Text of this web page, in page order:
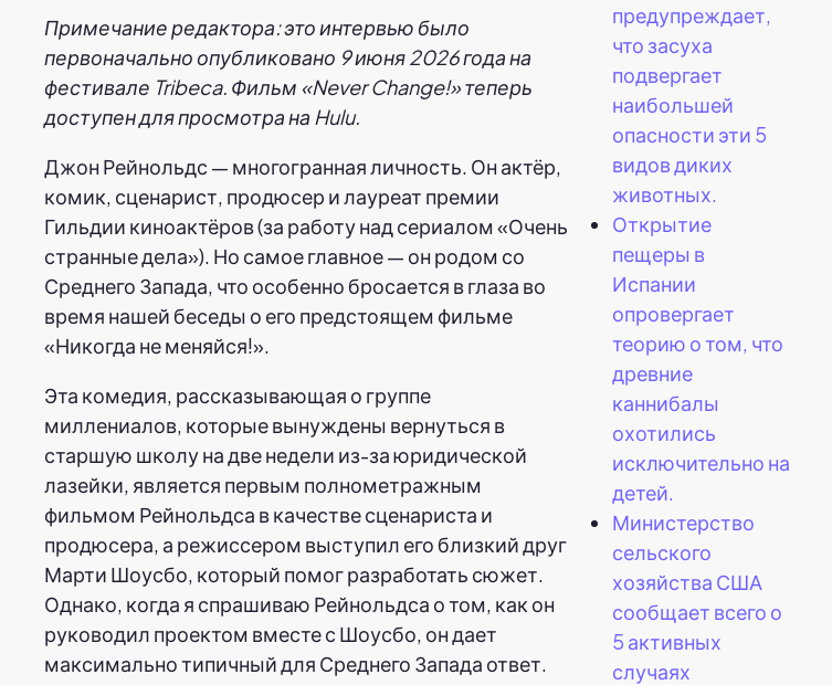
Примечание редактора: это интервью было
первоначально опубликовано 9 июня 2026 года на
фестивале Tribeca. Фильм «Never Change!» теперь
доступен для просмотра на Hulu.
Джон Рейнольдс — многогранная личность. Он актёр,
комик, сценарист, продюсер и лауреат премии
Гильдии киноактёров (за работу над сериалом «Очень
странные дела»). Но самое главное — он родом со
Среднего Запада, что особенно бросается в глаза во
время нашей беседы о его предстоящем фильме
«Никогда не меняйся!».
Эта комедия, рассказывающая о группе
миллениалов, которые вынуждены вернуться в
старшую школу на две недели из-за юридической
лазейки, является первым полнометражным
фильмом Рейнольдса в качестве сценариста и
продюсера, а режиссером выступил его близкий друг
Марти Шоусбо, который помог разработать сюжет.
Однако, когда я спрашиваю Рейнольдса о том, как он
руководил проектом вместе с Шоусбо, он дает
максимально типичный для Среднего Запада ответ.
предупреждает,
что засуха
подвергает
наибольшей
опасности эти 5
видов диких
животных.
Открытие
пещеры в
Испании
опровергает
теорию о том, что
древние
каннибалы
охотились
исключительно на
детей.
Министерство
сельского
хозяйства США
сообщает всего о
5 активных
случаях